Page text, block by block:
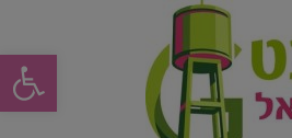
פתח